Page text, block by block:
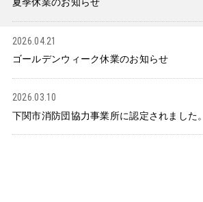
夏季休業のお知らせ
2026.04.21
ゴールデンウィーク休業のお知らせ
2026.03.10
下関市消防団協力事業所に認定されました。